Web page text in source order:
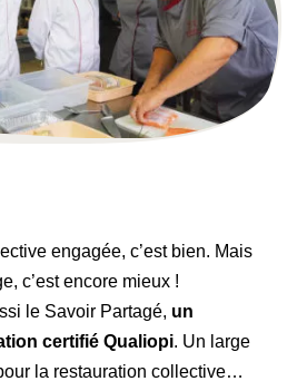
engagée, c’est bien. Mais
c’est encore mieux !
le Savoir Partagé, un
certifié Qualiopi. Un large
la restauration collective…